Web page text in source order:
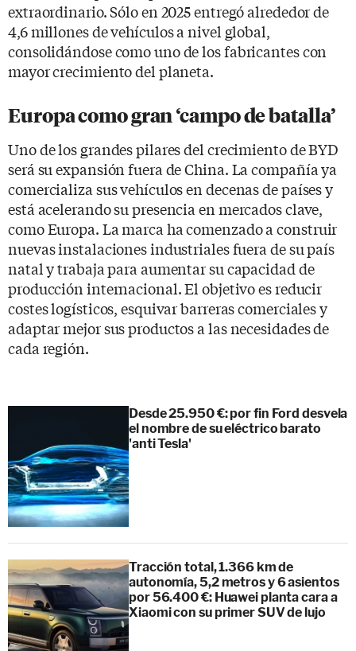
extraordinario. Sólo en 2025 entregó alrededor de
4,6 millones de vehículos a nivel global,
consolidándose como uno de los fabricantes con
mayor crecimiento del planeta.
Europa como gran ‘campo de batalla’
Uno de los grandes pilares del crecimiento de BYD
será su expansión fuera de China. La compañía ya
comercializa sus vehículos en decenas de países y
está acelerando su presencia en mercados clave,
como Europa. La marca ha comenzado a construir
nuevas instalaciones industriales fuera de su país
natal y trabaja para aumentar su capacidad de
producción internacional. El objetivo es reducir
costes logísticos, esquivar barreras comerciales y
adaptar mejor sus productos a las necesidades de
cada región.
Desde 25.950 €: por fin Ford desvela
el nombre de su eléctrico barato
'anti Tesla'
Tracción total, 1.366 km de
autonomía, 5,2 metros y 6 asientos
por 56.400 €: Huawei planta cara a
Xiaomi con su primer SUV de lujo